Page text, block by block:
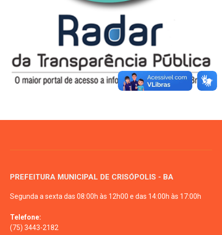
PREFEITURA MUNICIPAL DE CRISÓPOLIS - BA
Segunda a sexta das 08:00h às 12h00 e das 14:00h às 17:00h
Telefone:
(75) 3443-2182